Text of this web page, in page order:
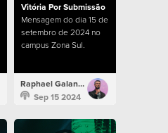
Vitória Por Submissão
Mensagem do dia 15 de
setembro de 2024 no
campus Zona Sul.
Raphael Galante
Sep 15 2024